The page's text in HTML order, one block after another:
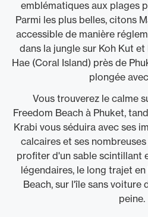
emblématiques aux plages
Parmi les plus belles, citons
accessible de manière
dans la jungle sur Koh Kut
Hae (Coral Island) près de
plongée
Vous trouverez le calme
Freedom Beach à Phuket,
Krabi vous séduira avec ses
calcaires et ses
profiter d'un sable scintillant
légendaires, le long trajet
Beach, sur l'île sans voiture
peine.